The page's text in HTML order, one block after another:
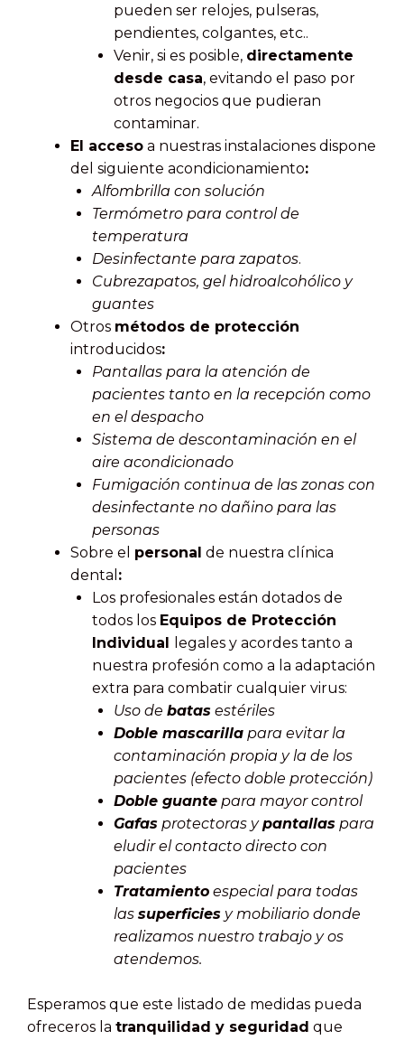
pueden ser relojes, pulseras,
pendientes, colgantes, etc..
Venir, si es posible, directamente
desde casa, evitando el paso por
otros negocios que pudieran
contaminar.
El acceso a nuestras instalaciones dispone
del siguiente acondicionamiento:
Alfombrilla con solución
Termómetro para control de
temperatura
Desinfectante para zapatos.
Cubrezapatos, gel hidroalcohólico y
guantes
Otros métodos de protección
introducidos:
Pantallas para la atención de
pacientes tanto en la recepción como
en el despacho
Sistema de descontaminación en el
aire acondicionado
Fumigación continua de las zonas con
desinfectante no dañino para las
personas
Sobre el personal de nuestra clínica
dental :
Los profesionales están dotados de
todos los Equipos de Protección
Individual legales y acordes tanto a
nuestra profesión como a la adaptación
extra para combatir cualquier virus:
Uso de batas estériles
Doble mascarilla para evitar la
contaminación propia y la de los
pacientes (efecto doble protección)
Doble guante para mayor control
Gafas protectoras ypantallas para
eludir el contacto directo con
pacientes
Tratamiento especial para todas
las superficies y mobiliario donde
realizamos nuestro trabajo y os
atendemos.
Esperamos que este listado de medidas pueda
ofreceros la tranquilidad y seguridad que